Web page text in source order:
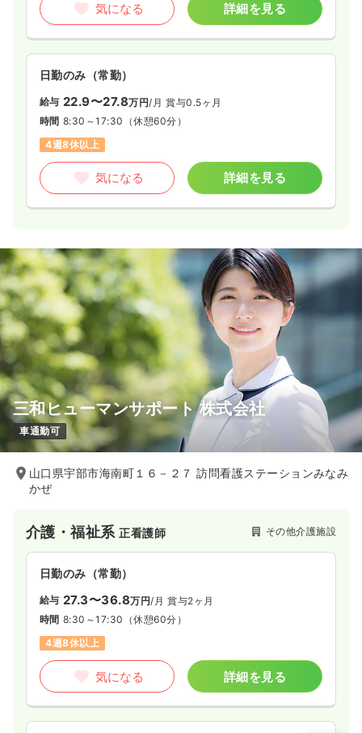
気になる 詳細を見る
日勤のみ（常勤）
給与 22.9〜27.8万円/月 賞与0.5ヶ月
時間 8:30～17:30 （休憩60分）
4週8休以上
気になる 詳細を見る
三和ヒューマンサポート 株式会社
車通勤可
山口県宇部市海南町１６－２７ 訪問看護ステーションみなみ
かぜ
介護・福祉系正看護師 その他介護施設
日勤のみ（常勤）
給与 27.3〜36.8万円/月 賞与2ヶ月
時間 8:30～17:30 （休憩60分）
4週8休以上
気になる 詳細を見る